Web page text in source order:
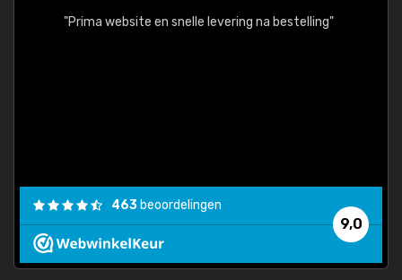
"Prima website en snelle levering na bestelling"
9,0
463 beoordelingen